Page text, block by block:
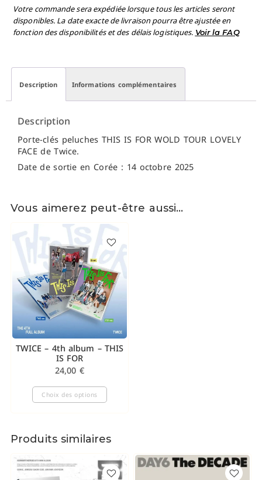
Votre commande sera expédiée lorsque tous les articles seront
disponibles. La date exacte de livraison pourra être ajustée en
fonction des disponibilités et des délais logistiques. Voir la FAQ
Description Informations complémentaires
Description
Porte-clés peluches THIS IS FOR WOLD TOUR LOVELY
FACE de Twice.
Date de sortie en Corée : 14 octobre 2025
Vous aimerez peut-être aussi…
TWICE – 4th album – THIS
IS FOR
24,00 €
Choix des options
Produits similaires